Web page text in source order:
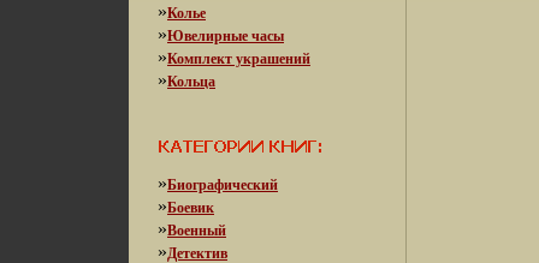
»Колье
»Ювелирные часы
»Комплект украшений
»Кольца
»Биографический
»Боевик
»Военный
»Детектив